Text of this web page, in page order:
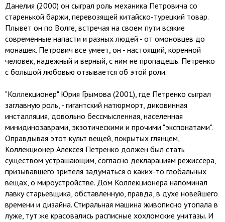
Данелия (2000) он сыграл роль механика Петровича со
старенькой баржи, перевозящей китайско-турецкий товар.
Плывет он по Волге, встречая на своем пути всякие
современные напасти и разных людей - от омоновцев до
монашек. Петрович все умеет, он - настоящий, коренной
человек, надежный и верный, с ним не пропадешь. Петренко
с большой любовью отзывается об этой роли.
"Коллекционер" Юрия Грымова (2001), где Петренко сыграл
заглавную роль, - гигантский натюрморт, диковинная
инсталляция, довольно бессмысленная, населенная
минидинозаврами, экзотическими и прочими "экспонатами".
Оправдывая этот культ вещей, покрытых глянцем,
Коллекционер Алексея Петренко должен был стать
существом устрашающим, согласно декларациям режиссера,
призывавшего зрителя задуматься о каких-то глобальных
вещах, о мироустройстве. Дом Коллекционера напоминал
лавку старьевщика, обставленную, правда, в духе новейшего
времени и дизайна. Стиральная машина живописно утопала в
луже, тут же красовались расписные хохломские унитазы. И